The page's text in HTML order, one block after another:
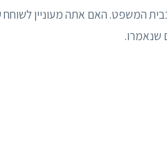
המשפט. האם אתה מעוניין
שנאמרו.